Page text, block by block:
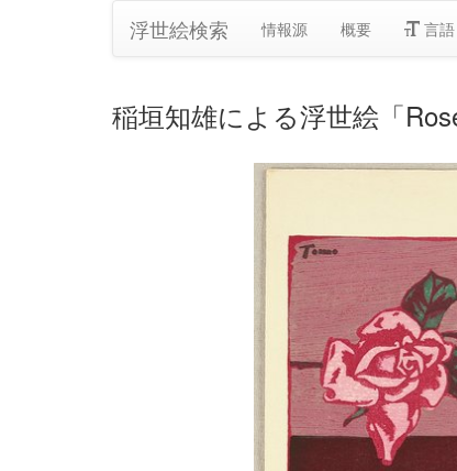
浮世絵検索 情報源 概要 言語
稲垣知雄による浮世絵「